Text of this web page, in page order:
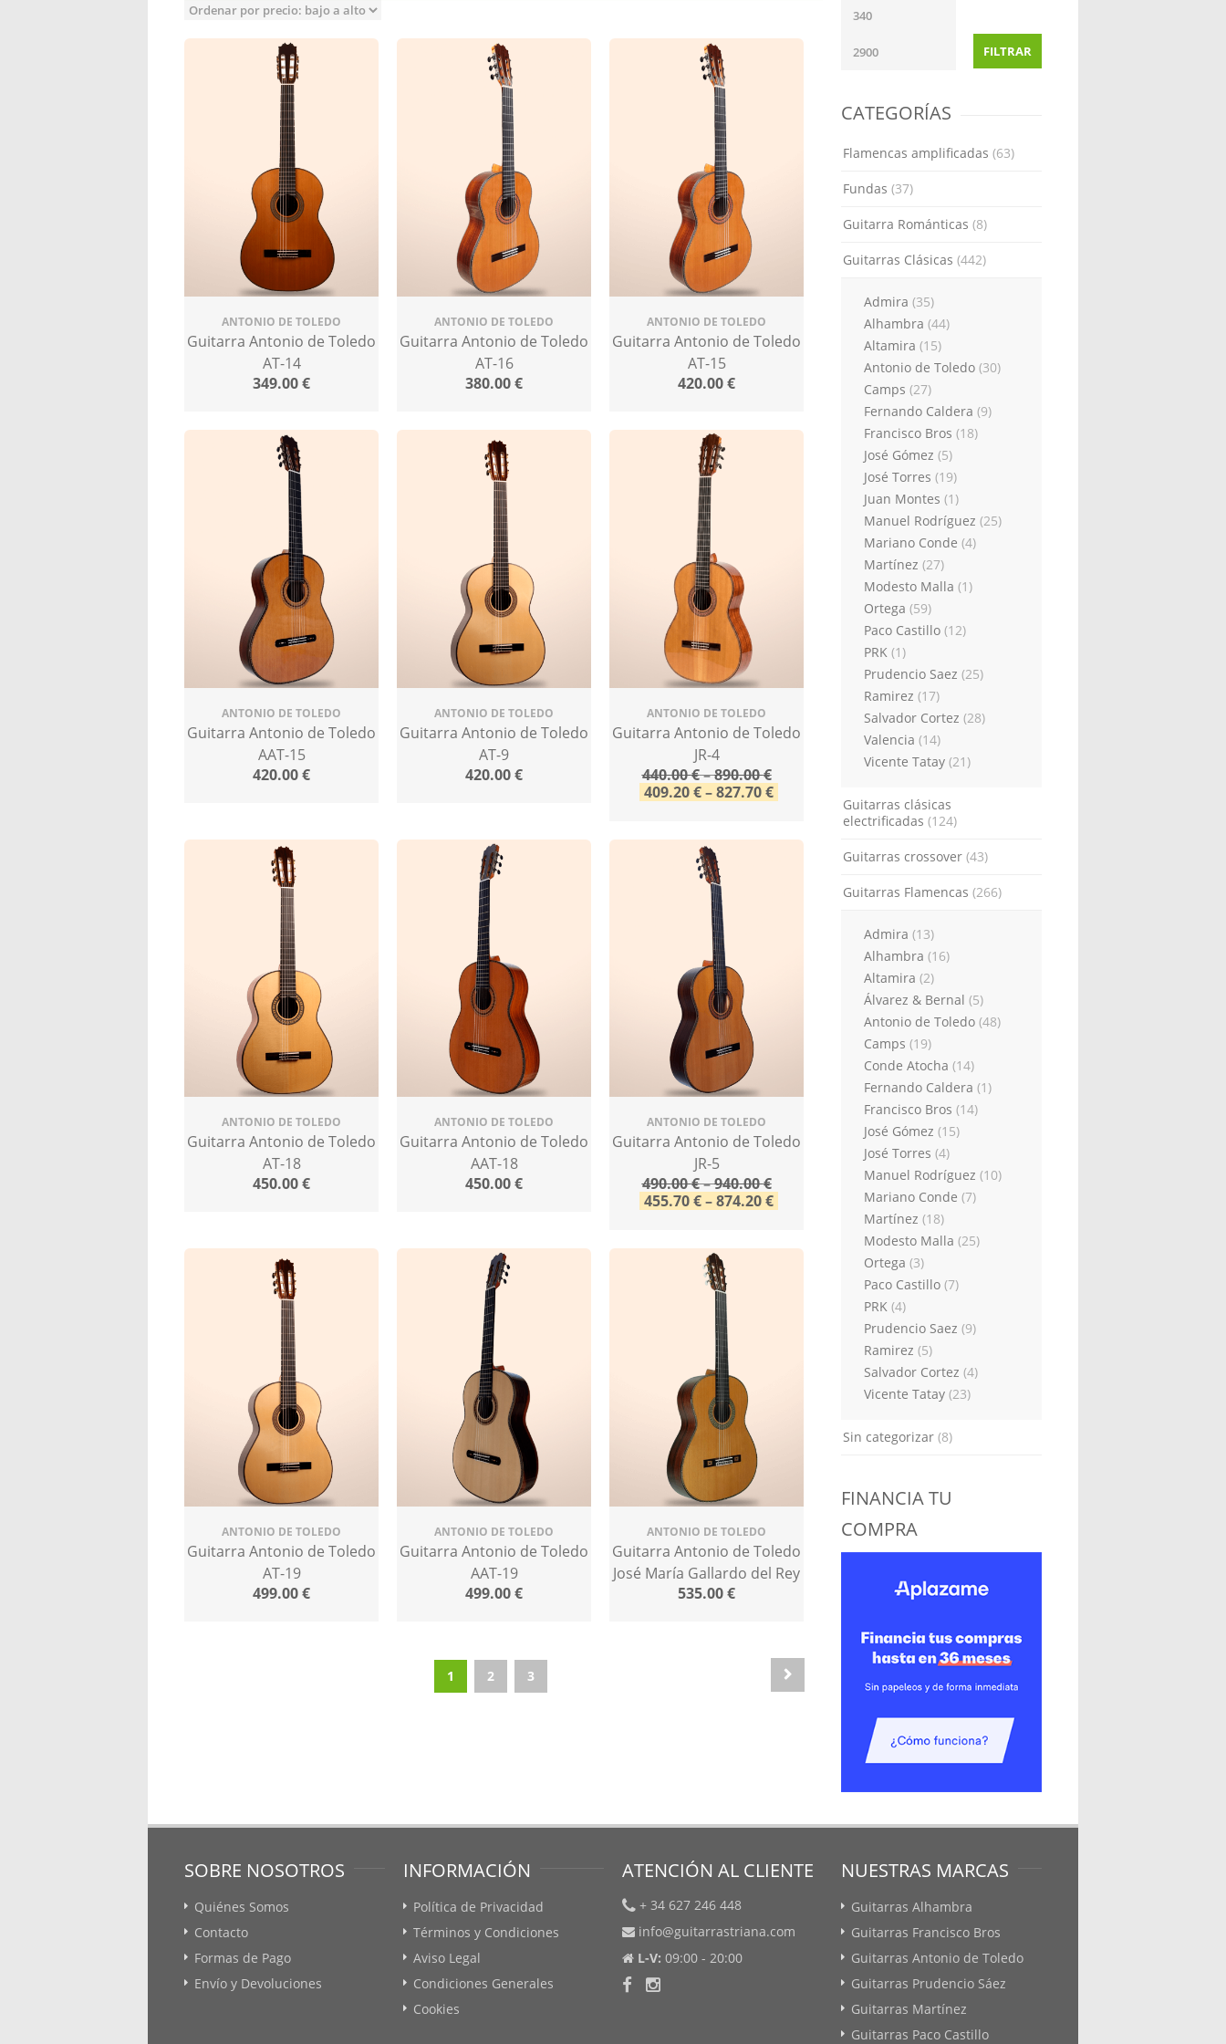
ANTONIO DE TOLEDO
Guitarra Antonio de Toledo
AT-14
349.00€
ANTONIO DE TOLEDO
Guitarra Antonio de Toledo
AT-16
380.00€
ANTONIO DE TOLEDO
Guitarra Antonio de Toledo
AT-15
420.00€
ANTONIO DE TOLEDO
Guitarra Antonio de Toledo
AAT-15
420.00€
ANTONIO DE TOLEDO
Guitarra Antonio de Toledo
AT-9
420.00€
ANTONIO DE TOLEDO
Guitarra Antonio de Toledo
JR-4
440.00€–890.00€
409.20€–827.70€
ANTONIO DE TOLEDO
Guitarra Antonio de Toledo
AT-18
450.00€
ANTONIO DE TOLEDO
Guitarra Antonio de Toledo
AAT-18
450.00€
ANTONIO DE TOLEDO
Guitarra Antonio de Toledo
JR-5
490.00€–940.00€
455.70€–874.20€
ANTONIO DE TOLEDO
Guitarra Antonio de Toledo
AT-19
499.00€
ANTONIO DE TOLEDO
Guitarra Antonio de Toledo
AAT-19
499.00€
ANTONIO DE TOLEDO
Guitarra Antonio de Toledo
José María Gallardo del Rey
535.00€
1 2 3
FILTRAR
CATEGORÍAS
Flamencas amplificadas (63)
Fundas (37)
Guitarra Románticas (8)
Guitarras Clásicas (442)
Admira (35)
Alhambra (44)
Altamira (15)
Antonio de Toledo (30)
Camps (27)
Fernando Caldera (9)
Francisco Bros (18)
José Gómez (5)
José Torres (19)
Juan Montes (1)
Manuel Rodríguez (25)
Mariano Conde (4)
Martínez (27)
Modesto Malla (1)
Ortega (59)
Paco Castillo (12)
PRK (1)
Prudencio Saez (25)
Ramirez (17)
Salvador Cortez (28)
Valencia (14)
Vicente Tatay (21)
Guitarras clásicas
electrificadas (124)
Guitarras crossover (43)
Guitarras Flamencas (266)
Admira (13)
Alhambra (16)
Altamira (2)
Álvarez & Bernal (5)
Antonio de Toledo (48)
Camps (19)
Conde Atocha (14)
Fernando Caldera (1)
Francisco Bros (14)
José Gómez (15)
José Torres (4)
Manuel Rodríguez (10)
Mariano Conde (7)
Martínez (18)
Modesto Malla (25)
Ortega (3)
Paco Castillo (7)
PRK (4)
Prudencio Saez (9)
Ramirez (5)
Salvador Cortez (4)
Vicente Tatay (23)
Sin categorizar (8)
FINANCIA TU
COMPRA
SOBRE NOSOTROS
Quiénes Somos
Contacto
Formas de Pago
Envío y Devoluciones
INFORMACIÓN
Política de Privacidad
Términos y Condiciones
Aviso Legal
Condiciones Generales
Cookies
ATENCIÓN AL CLIENTE
+ 34 627 246 448
info@guitarrastriana.com
L-V: 09:00 - 20:00
NUESTRAS MARCAS
Guitarras Alhambra
Guitarras Francisco Bros
Guitarras Antonio de Toledo
Guitarras Prudencio Sáez
Guitarras Martínez
Guitarras Paco Castillo